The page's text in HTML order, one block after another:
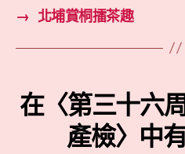
→ 北埔賞桐擂茶趣
在〈第三十六
產檢〉中